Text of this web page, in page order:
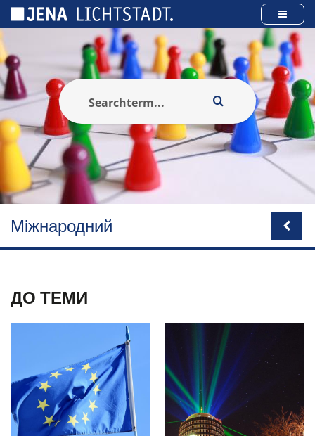
Міжнародний
ДО ТЕМИ
Панель керування кукі